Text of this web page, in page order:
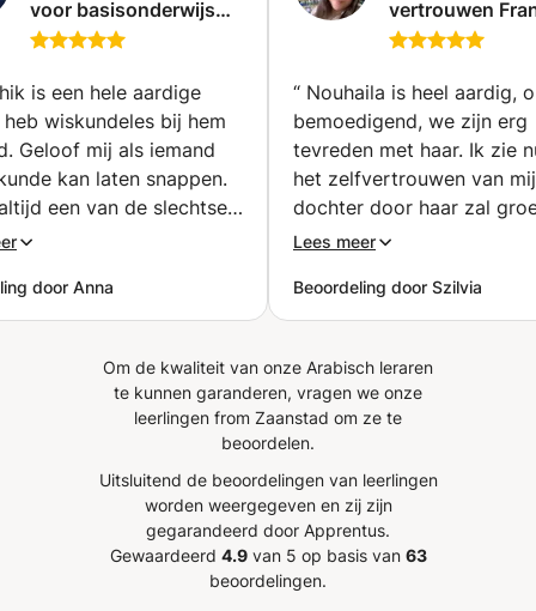
voor basisonderwijs
t/m groep 8 (Hoorn)
is een hele aardige
heb wiskundeles bij hem
Geloof mij als iemand
kan laten snappen.
een van de slechtse
uit mijn klas en ik
school. Door Khatchik
nu zelfs een van mijn
manieren om het uit te
bedenken tot dat je
door Anna
vertrouwen
Reizen | Zaken |
📚🗣️🤑✈️
“ Nouhaila is heel aardig,
bemoedigend, we zijn erg
tevreden met haar. Ik zie
het zelfvertrouwen van
dochter door haar zal
Bedankt!" ”
Lees meer
Beoordeling door Szilvia
Om de kwaliteit van onze Arabisch leraren
te kunnen garanderen, vragen we onze
leerlingen from Zaanstad om ze te
beoordelen.
Uitsluitend de beoordelingen van leerlingen
worden weergegeven en zij zijn
gegarandeerd door Apprentus.
Gewaardeerd 4.9van 5 op basis van 63
beoordelingen.